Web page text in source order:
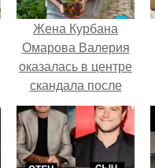
Жена Курбана
Омарова Валерия
оказалась в центре
скандала после
визита блогера
Марины ильиной в
её
косметологическую